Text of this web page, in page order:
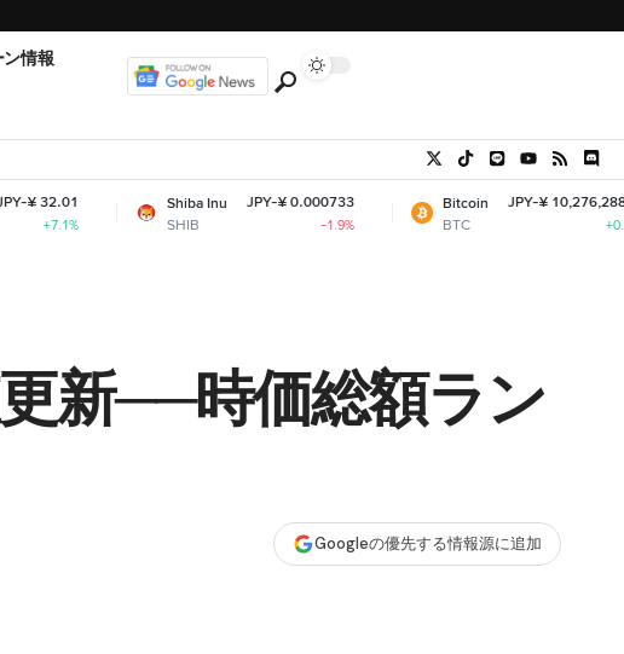
情報
Shiba Inu
SHIB
JPY-¥ 0.000733
Bitcoin
BTC
JPY-¥ 10,276,288.28
新──時価総額ラン
Googleの優先する情報源に追加